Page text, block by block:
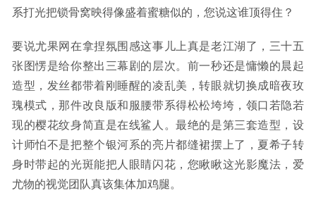
系打光把锁骨窝映得像盛着蜜糖似的，您说这谁顶得住？
要说尤果网在拿捏氛围感这事儿上真是老江湖了，三十五
张图愣是给你整出三幕剧的层次。前一秒还是慵懒的晨起
造型，发丝都带着刚睡醒的凌乱美，转眼就切换成暗夜玫
瑰模式，那件改良版和服腰带系得松松垮垮，领口若隐若
现的樱花纹身简直是在线鲨人。最绝的是第三套造型，设
计师怕不是把整个银河系的亮片都缝裙摆上了，夏希子转
身时带起的光斑能把人眼睛闪花，您瞅瞅这光影魔法，爱
尤物的视觉团队真该集体加鸡腿。